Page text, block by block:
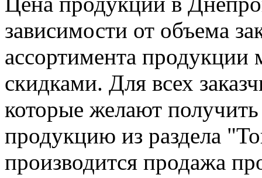
зависимости от объема
ассортимента продукции
скидками. Для всех
которые желают
продукцию из раздела
производится продажа